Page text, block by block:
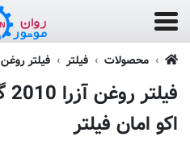
محصولات فیلتر فیلتر روغن
اکو امان فیلتر